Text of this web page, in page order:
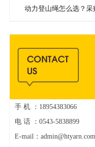
动力登山绳怎么选？采
手 机 ：18954383066
电 话 ：0543-5838899
E-mail：admin@htyarn.com